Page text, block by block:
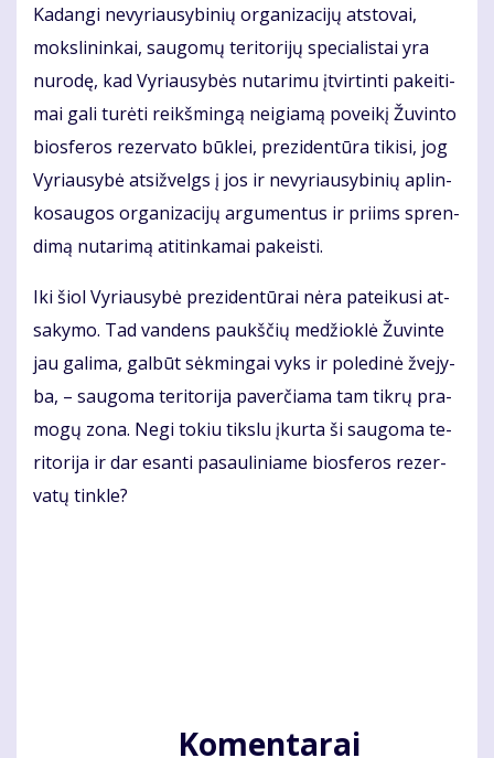
Ka­dan­gi ne­vy­riau­sy­bi­nių or­ga­ni­za­ci­jų at­sto­vai,
moks­li­nin­kai, sau­go­mų te­ri­to­ri­jų spe­cia­lis­tai yra
nu­ro­dę, kad Vy­riau­sy­bės nu­ta­ri­mu įtvir­tin­ti pa­kei­ti­
mai ga­li tu­rė­ti reikš­min­gą ne­igia­mą po­vei­kį Žu­vin­to
bios­fe­ros re­zer­va­to būk­lei, pre­zi­den­tū­ra ti­ki­si, jog
Vy­riau­sy­bė at­si­žvelgs į jos ir ne­vy­riau­sy­bi­nių ap­lin­
ko­sau­gos or­ga­ni­za­ci­jų ar­gu­men­tus ir pri­ims spren­
di­mą nu­ta­ri­mą ati­tin­ka­mai pa­keis­ti.
Iki šiol Vy­riau­sy­bė pre­zi­den­tū­rai nė­ra pa­tei­ku­si at­
sa­ky­mo. Tad van­dens paukš­čių me­džiok­lė Žu­vin­te
jau ga­li­ma, gal­būt sėk­min­gai vyks ir po­le­di­nė žve­jy­
ba, – sau­go­ma te­ri­to­ri­ja pa­ver­čia­ma tam tik­rų pra­
mo­gų zo­na. Ne­gi to­kiu tiks­lu įkur­ta ši sau­go­ma te­
ri­to­ri­ja ir dar esan­ti pa­sau­li­nia­me bios­fe­ros re­zer­
va­tų tin­kle?
Komentarai